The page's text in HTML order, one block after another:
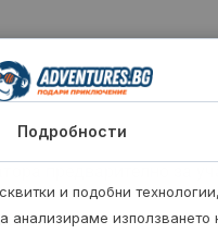
опция
предварително за
Подробности
и подобни
използването